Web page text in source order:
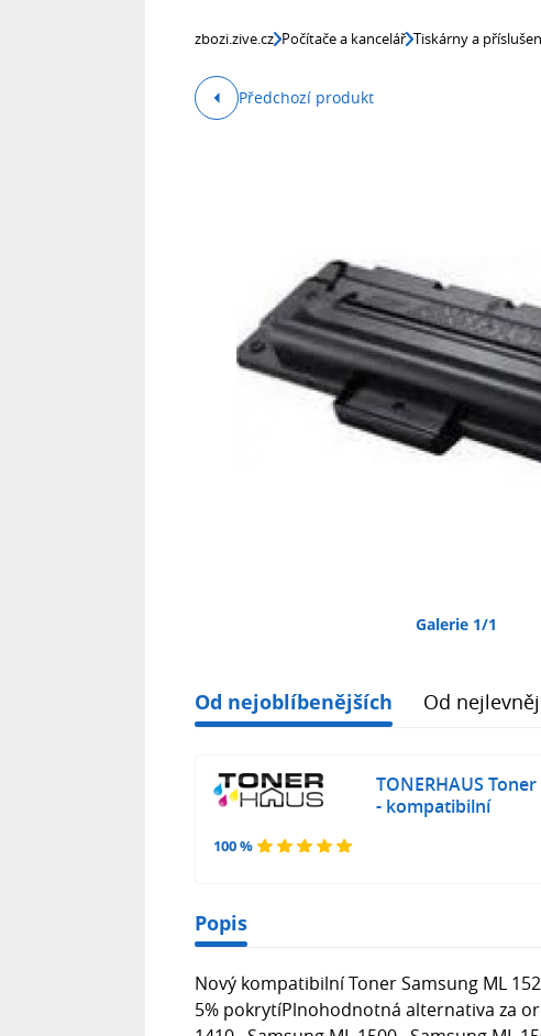
zbozi.zive.cz Počítače a kancelář Tiskárny a
Předchozí produkt
Galerie 1/1
Od nejoblíbenějších Od
100 %
TONERHAUS
- kompatibilní
Popis
Nový kompatibilní Toner Samsung ML
5% pokrytíPlnohodnotná alternativa za